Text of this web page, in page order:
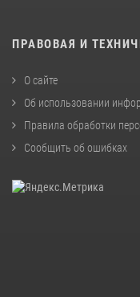
ПРАВОВАЯ И
О сайте
Об использовании
Правила обработки
Сообщить об ошибках